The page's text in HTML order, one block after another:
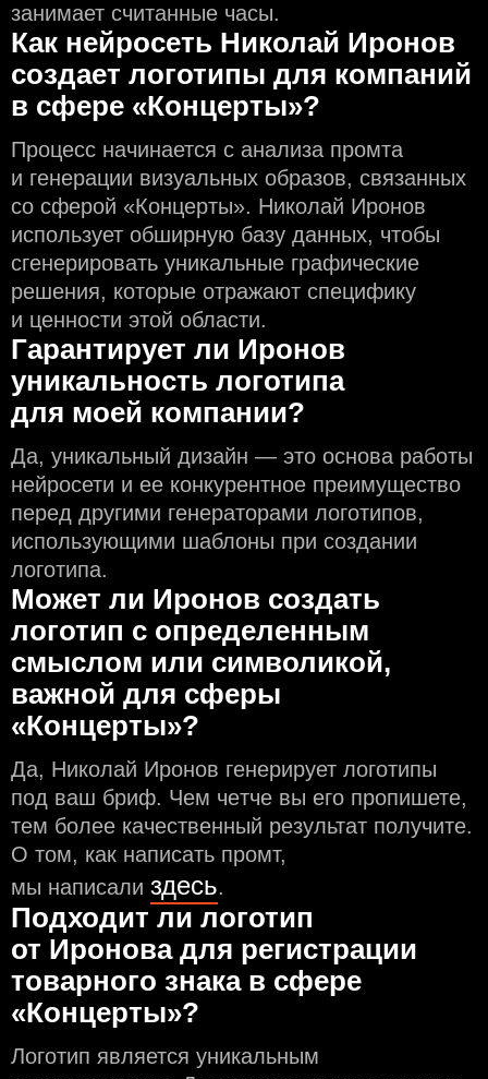
занимает считанные часы.
Как нейросеть Николай Иронов
создаeт логотипы для компаний
в сфере «Концерты»?
Процесс начинается с анализа промта
и генерации визуальных образов, связанных
со сферой «Концерты». Николай Иронов
использует обширную базу данных, чтобы
сгенерировать уникальные графические
решения, которые отражают специфику
и ценности этой области.
Гарантирует ли Иронов
уникальность логотипа
для моей компании?
Да, уникальный дизайн — это основа работы
нейросети и еe конкурентное преимущество
перед другими генераторами логотипов,
использующими шаблоны при создании
логотипа.
Может ли Иронов создать
логотип с определeнным
смыслом или символикой,
важной для сферы
«Концерты»?
Да, Николай Иронов генерирует логотипы
под ваш бриф. Чем чeтче вы его пропишете,
тем более качественный результат получите.
О том, как написать промт,
мы написали здесь.
Подходит ли логотип
от Иронова для регистрации
товарного знака в сфере
«Концерты»?
Логотип является уникальным